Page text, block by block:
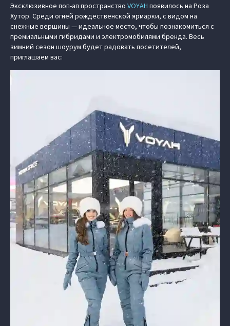
Эксклюзивное поп‑ап пространство VOYAH появилось на Роза
Хутор. Среди огней рождественской ярмарки, с видом на
снежные вершины — идеальное место, чтобы познакомиться с
премиальными гибридами и электромобилями бренда. Весь
зимний сезон шоурум будет радовать посетителей,
приглашаем вас: